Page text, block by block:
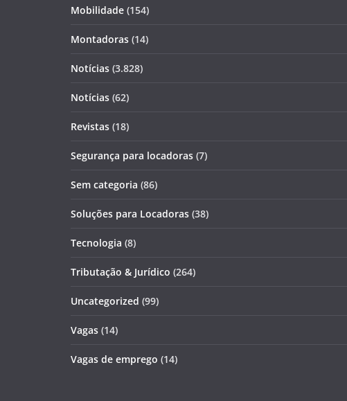
Mobilidade (154)
Montadoras (14)
Notícias (3.828)
Notícias (62)
Revistas (18)
Segurança para locadoras (7)
Sem categoria (86)
Soluções para Locadoras (38)
Tecnologia (8)
Tributação & Jurídico (264)
Uncategorized (99)
Vagas (14)
Vagas de emprego (14)